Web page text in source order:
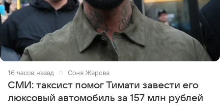
16 часов назад Соня Жарова
СМИ: таксист помог Тимати завести его
люксовый автомобиль за 157 млн рублей